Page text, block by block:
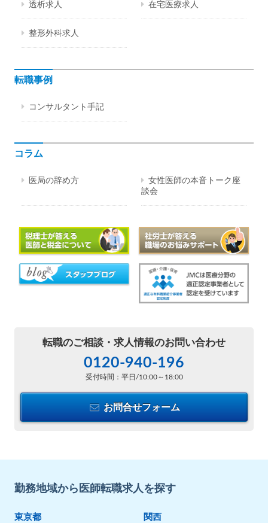
透析求人 在宅医療求人
整形外科求人
転職事例
コンサルタント手記
コラム
医局の辞め方
女性医師の本音トーク座
談会
転職のご相談・ 求人情報のお問い合わせ
0120-940-196
受付時間：平日/10:00～18:00
お問合せフォーム
勤務地域から医師転職求人を探す
東京都 関西